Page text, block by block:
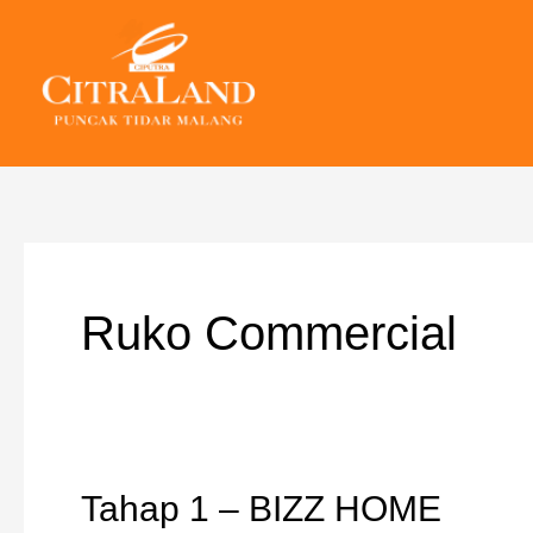
content
Ruko Commercial
Tahap 1 – BIZZ HOME
Tahap